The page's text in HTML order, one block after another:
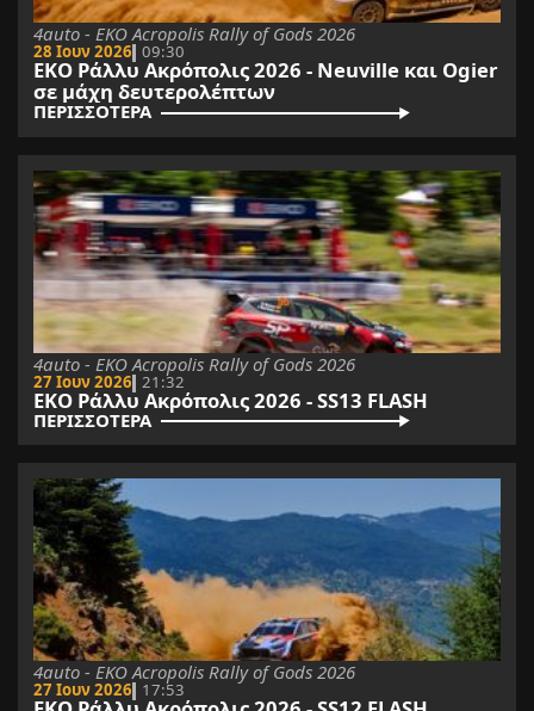
4auto - EKO Acropolis Rally of Gods 2026
28 Ιουν 2026 09:30
ΕΚΟ Ράλλυ Ακρόπολις 2026 - Neuville και Ogier
σε μάχη δευτερολέπτων
ΠΕΡΙΣΣΟΤΕΡΑ
4auto - EKO Acropolis Rally of Gods 2026
27 Ιουν 2026 21:32
ΕΚΟ Ράλλυ Ακρόπολις 2026 - SS13 FLASH
ΠΕΡΙΣΣΟΤΕΡΑ
4auto - EKO Acropolis Rally of Gods 2026
27 Ιουν 2026 17:53